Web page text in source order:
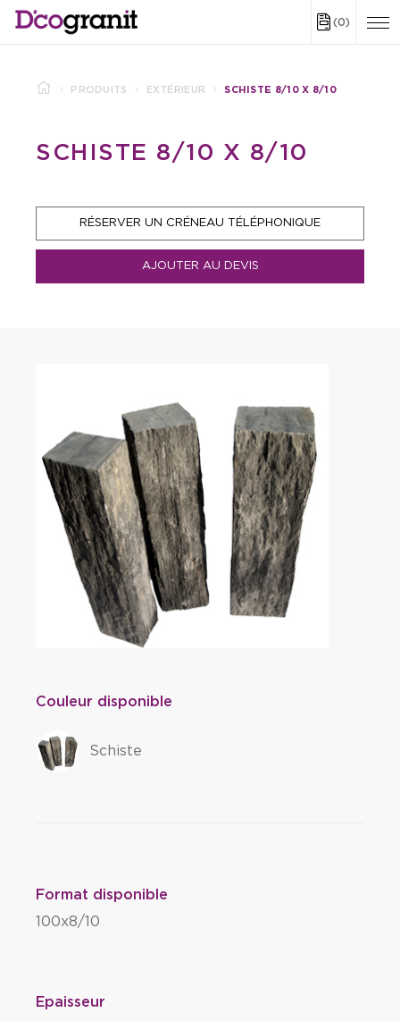
(0)
PRODUITS EXTÉRIEUR SCHISTE 8/10 X 8/10
SCHISTE 8/10 X 8/10
RÉSERVER UN CRÉNEAU TÉLÉPHONIQUE
AJOUTER AU DEVIS
Couleur disponible
Schiste
Format disponible
100x8/10
Epaisseur